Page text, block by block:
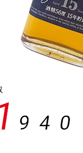
, 9 4 0